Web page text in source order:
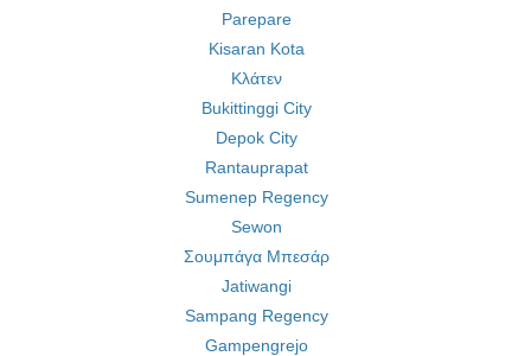
Parepare
Kisaran Kota
Κλάτεν
Bukittinggi City
Depok City
Rantauprapat
Sumenep Regency
Sewon
Σουμπάγα Μπεσάρ
Jatiwangi
Sampang Regency
Gampengrejo